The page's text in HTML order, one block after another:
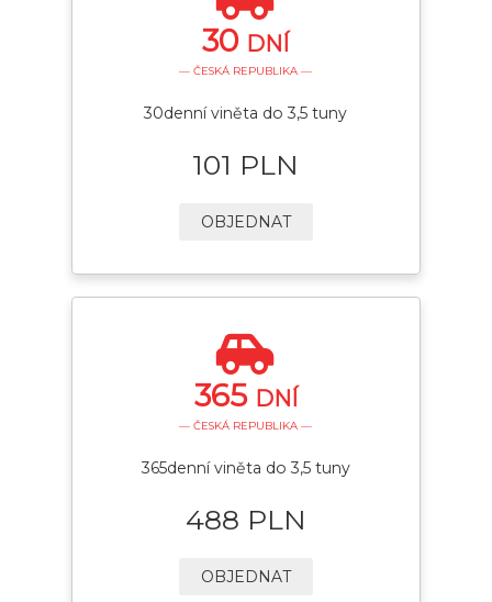
30 DNÍ
— ČESKÁ REPUBLIKA —
30denní viněta do 3,5 tuny
101 PLN
OBJEDNAT
365 DNÍ
— ČESKÁ REPUBLIKA —
365denní viněta do 3,5 tuny
488 PLN
OBJEDNAT